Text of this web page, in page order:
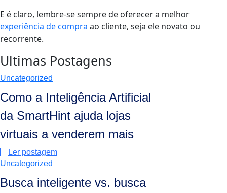
E é claro, lembre-se sempre de oferecer a melhor
experiência de compra ao cliente, seja ele novato ou
recorrente.
Ultimas Postagens
Uncategorized
Como a Inteligência Artificial
da SmartHint ajuda lojas
virtuais a venderem mais
Ler postagem
Uncategorized
Busca inteligente vs. busca